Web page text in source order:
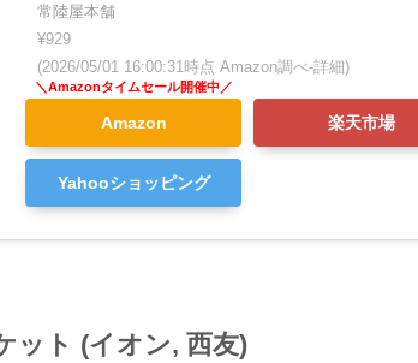
常陸屋本舗
¥929
(2026/05/01 16:00:31時点 Amazon調べ-詳細)
Amazon 楽天市場
Yahooショッピング
ット (イオン, 西友)